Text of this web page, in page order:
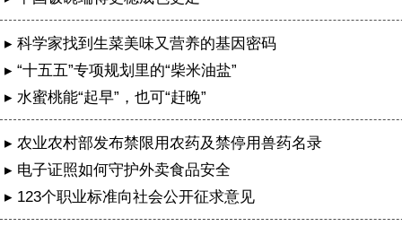
▸ 科学家找到生菜美味又营养的基因密码
▸ “十五五”专项规划里的“柴米油盐”
▸ 水蜜桃能“起早”，也可“赶晚”
▸ 农业农村部发布禁限用农药及禁停用兽药名录
▸ 电子证照如何守护外卖食品安全
▸ 123个职业标准向社会公开征求意见
都公安再次获评两个全国“枫桥式公安派出所”